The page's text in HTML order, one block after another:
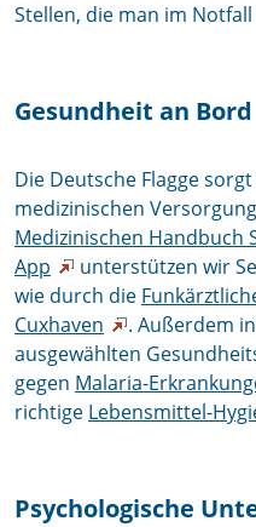
Stellen, die man im
Gesundheit an Bord
Die Deutsche Flagge
medizinischen
Medizinischen Handbuch
App
unterstützen wir
wie durch die
Cuxhaven
. Außerdem
ausgewählten
gegen Malaria-
richtige Lebensmittel-
Psychologische